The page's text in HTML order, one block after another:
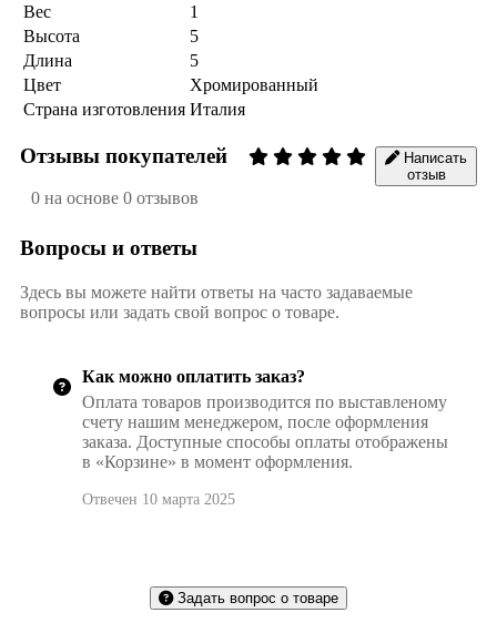
Вес
1
Высота
5
Длина
5
Цвет
Хромированный
Страна изготовления Италия
Отзывы покупателей
0 на основе 0 отзывов
Написать
отзыв
Вопросы и ответы
Здесь вы можете найти ответы на часто задаваемые
вопросы или задать свой вопрос о товаре.
Как можно оплатить заказ?
Оплата товаров производится по выставленому
счету нашим менеджером, после оформления
заказа. Доступные способы оплаты отображены
в «Корзине» в момент оформления.
Отвечен 10 марта 2025
Задать вопрос о товаре